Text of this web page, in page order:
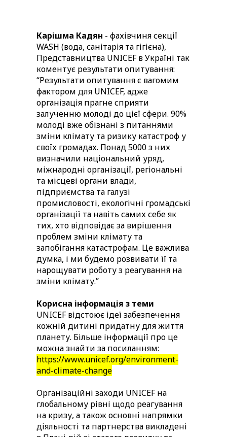
Карішма Кадян - фахівчиня секції
WASH (вода, санітарія та гігієна),
Представництва UNICEF в Україні так
коментує результати опитування:
“Результати опитування є вагомим
фактором для UNICEF, адже
організація прагне сприяти
залученню молоді до цієї сфери. 90%
молоді вже обізнані з питаннями
зміни клімату та ризику катастроф у
своїх громадах. Понад 5000 з них
визначили національний уряд,
міжнародні організації, регіональні
та місцеві органи влади,
підприємства та галузі
промисловості, екологічні громадські
організації та навіть самих себе як
тих, хто відповідає за вирішення
проблем зміни клімату та
запобігання катастрофам. Це важлива
думка, і ми будемо розвивати її та
нарощувати роботу з реагування на
зміни клімату.”
Корисна інформація з теми
UNICEF відстоює ідеї забезпечення
кожній дитині придатну для життя
планету. Більше інформації про це
можна знайти за посиланням:
https://www.unicef.org/environment-
and-climate-change
Організаційні заходи UNICEF на
глобальному рівні щодо реагування
на кризу, а також основні напрямки
діяльності та партнерства викладені